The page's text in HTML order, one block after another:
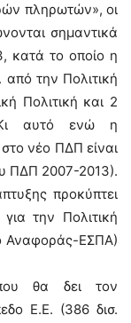
πληρωτών», οι
σημαντικά
κατά το οποίο η
την Πολιτική
Πολιτική και 2
Κι αυτό ενώ η
νέο ΠΔΠ είναι
ΠΔΠ 2007-2013).
προκύπτει
την Πολιτική
Αναφοράς-ΕΣΠΑ)
θα δει τον
Ε.Ε. (386 δισ.